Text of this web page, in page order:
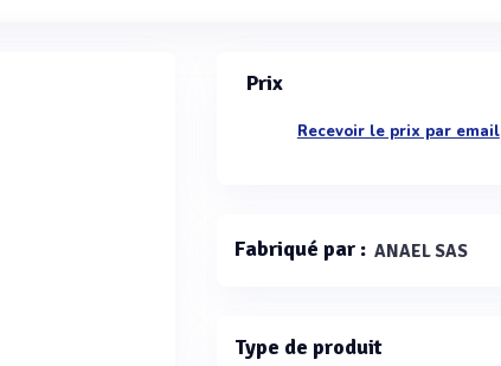
Prix
Recevoir le prix par email
Fabriqué par : ANAEL SAS
Type de produit